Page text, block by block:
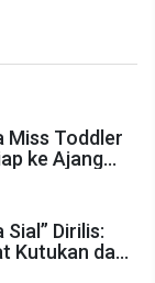
Miss Toddler
ke Ajang
Dirilis:
Kutukan dan